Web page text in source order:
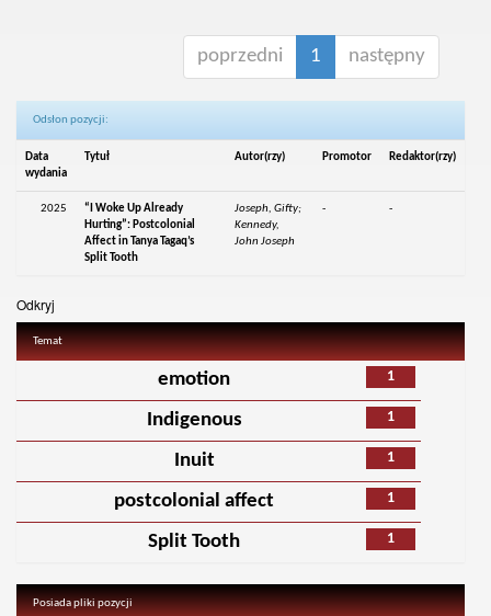
poprzedni 1 następny
Odsłon pozycji:
Data
wydania
Tytuł Autor(rzy) Promotor Redaktor(rzy)
2025
“I Woke Up Already
Hurting”: Postcolonial
Affect in Tanya Tagaq’s
Split Tooth
Joseph, Gifty;
Kennedy,
John Joseph
- -
Odkryj
Temat
1
emotion
1
Indigenous
1
Inuit
1
postcolonial affect
1
Split Tooth
Posiada pliki pozycji